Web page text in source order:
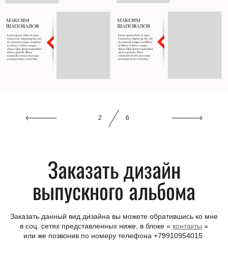
2 6
Заказать дизайн
выпускного альбома
Заказать данный вид дизайна вы можете обратившись ко мне
в соц. сетях представленных ниже, в блоке « контакты »
или же позвонив по номеру телефона +79910954015